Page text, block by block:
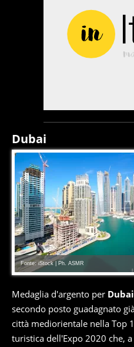
Dubai
Fonte: iStock | Ph. ASMR
Medaglia d'argento per Dubai
secondo posto guadagnato
città mediorientale nella Top
turistica dell'Expo 2020 che,